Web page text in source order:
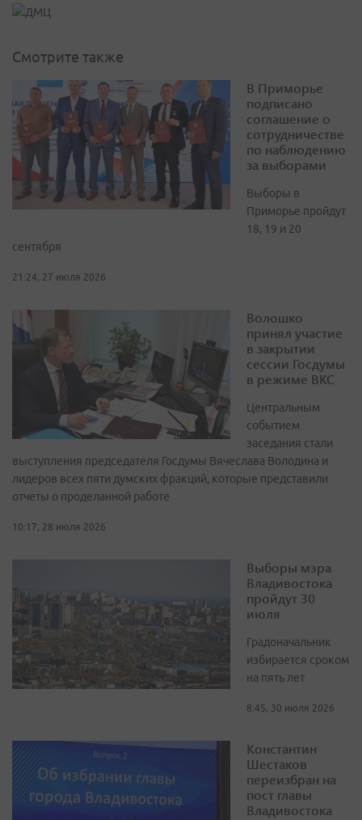
Смотрите также
В Приморье
подписано
соглашение о
сотрудничестве
по наблюдению
за выборами
Выборы в
Приморье пройдут
18, 19 и 20
сентября
21:24, 27 июля 2026
Волошко
принял участие
в закрытии
сессии Госдумы
в режиме ВКС
Центральным
событием
заседания стали
выступления председателя Госдумы Вячеслава Володина и
лидеров всех пяти думских фракций, которые представили
отчеты о проделанной работе
10:17, 28 июля 2026
Выборы мэра
Владивостока
пройдут 30
июля
Градоначальник
избирается сроком
на пять лет
8:45, 30 июля 2026
Константин
Шестаков
переизбран на
пост главы
Владивостока